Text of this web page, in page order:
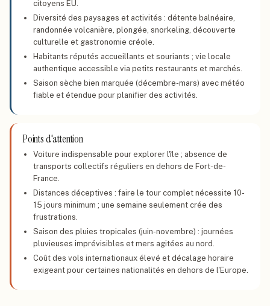
citoyens EU.
Diversité des paysages et activités : détente balnéaire,
randonnée volcanière, plongée, snorkeling, découverte
culturelle et gastronomie créole.
Habitants réputés accueillants et souriants ; vie locale
authentique accessible via petits restaurants et marchés.
Saison sèche bien marquée (décembre-mars) avec météo
fiable et étendue pour planifier des activités.
Points d'attention
Voiture indispensable pour explorer l'île ; absence de
transports collectifs réguliers en dehors de Fort-de-
France.
Distances déceptives : faire le tour complet nécessite 10-
15 jours minimum ; une semaine seulement crée des
frustrations.
Saison des pluies tropicales (juin-novembre) : journées
pluvieuses imprévisibles et mers agitées au nord.
Coût des vols internationaux élevé et décalage horaire
exigeant pour certaines nationalités en dehors de l'Europe.